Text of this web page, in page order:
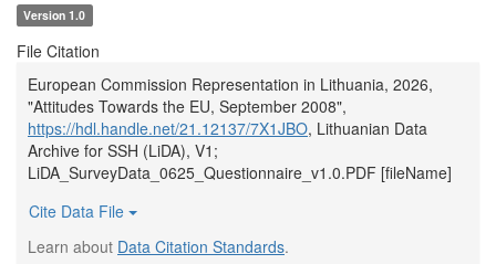
Version 1.0
File Citation
European Commission Representation in Lithuania, 2026,
"Attitudes Towards the EU, September 2008",
https://hdl.handle.net/21.12137/7X1JBO, Lithuanian Data
Archive for SSH (LiDA), V1;
LiDA_SurveyData_0625_Questionnaire_v1.0.PDF [fileName]
Cite Data File
Learn about Data Citation Standards.